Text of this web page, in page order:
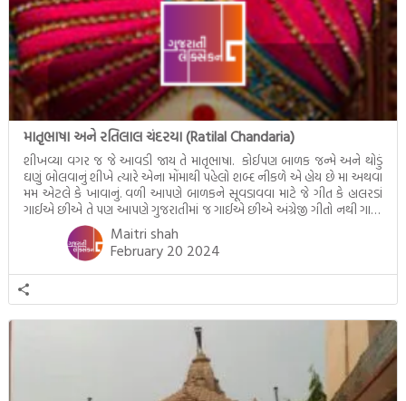
માતૃભાષા અને રતિલાલ ચંદરયા (Ratilal Chandaria)
શીખવ્યા વગર જ જે આવડી જાય તે માતૃભાષા. કોઈપણ બાળક જન્મે અને થોડું
ઘણું બોલવાનું શીખે ત્યારે એના મોંમાથી પહેલો શબ્દ નીકળે એ હોય છે મા અથવા
મમ એટલે કે ખાવાનું. વળી આપણે બાળકને સૂવડાવવા માટે જે ગીત કે હાલરડાં
ગાઈએ છીએ તે પણ આપણે ગુજરાતીમાં જ ગાઈએ છીએ અંગ્રેજી ગીતો નથી ગાતા.
આમ બાળકને […]
Maitri shah
February 20 2024